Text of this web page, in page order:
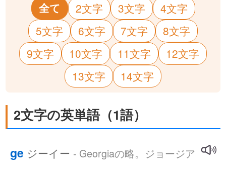
全て 2文字 3文字
4文字
5文字
6文字 7文字
8文字
9文字
10文字 11文字
12文字
13文字
14文字
2文字の英単語（1語）
ge ジーイー - Georgiaの略。ジョージア